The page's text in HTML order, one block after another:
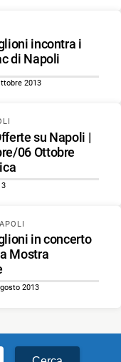
incontra i
di Napoli
2013
su Napoli |
06 Ottobre
in concerto
Mostra
2013